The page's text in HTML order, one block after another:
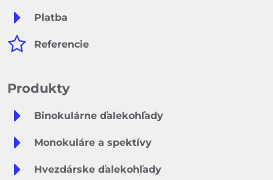
Platba
Referencie
Produkty
Binokulárne ďalekohľady
Monokuláre a spektívy
Hvezdárske ďalekohľady